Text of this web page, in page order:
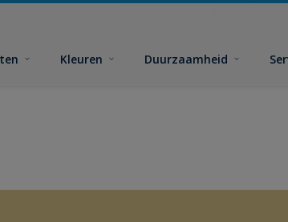
Kleuren Duurzaamheid